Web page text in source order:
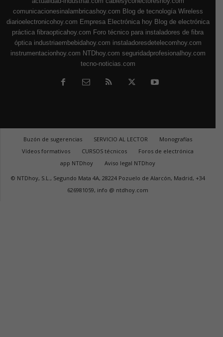
comunicacionesinalambricashoy.com Blog de tecnología Wireless
diarioelectronicohoy.com Empresa Electrónica hoy Blog de electrónica
práctica fibraopticahoy.com Foro técnico para instaladores de fibra
óptica industriaembebidahoy.com instaladoresdetelecomhoy.com
instrumentacionhoy.com NTDhoy.com seguridadprofesionalhoy.com
tecno-noticias.com
Buzón de sugerencias SERVICIO AL LECTOR
Monografías
Vídeos formativos
CURSOS técnicos
Foros de electrónica
app NTDhoy
Aviso legal NTDhoy
© NTDhoy, S.L., Segundo Mata 4A, 28224 Pozuelo de Alarcón, Madrid, +34
626981059, info @ ntdhoy.com